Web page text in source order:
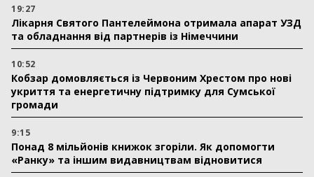
19:27
Лікарня Святого Пантелеймона отримала апарат УЗД
та обладнання від партнерів із Німеччини
10:52
Кобзар домовляється із Червоним Хрестом про нові
укриття та енергетичну підтримку для Сумської
громади
9:15
Понад 8 мільйонів книжок згоріли. Як допомогти
«Ранку» та іншим видавництвам відновитися